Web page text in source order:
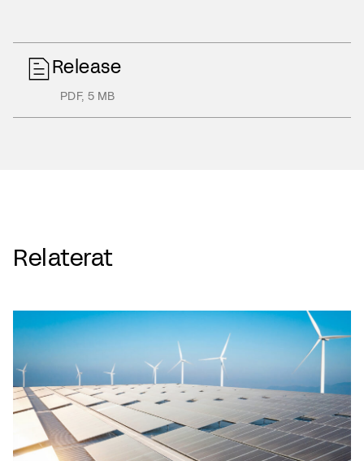
Release
PDF,5 MB
Relaterat